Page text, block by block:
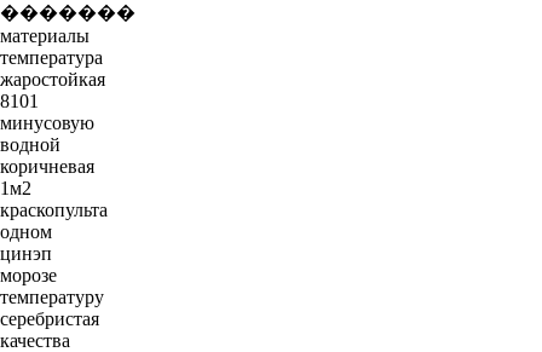
�������
материалы
температура
жаростойкая
8101
минусовую
водной
коричневая
1м2
краскопульта
одном
цинэп
морозе
температуру
серебристая
качества